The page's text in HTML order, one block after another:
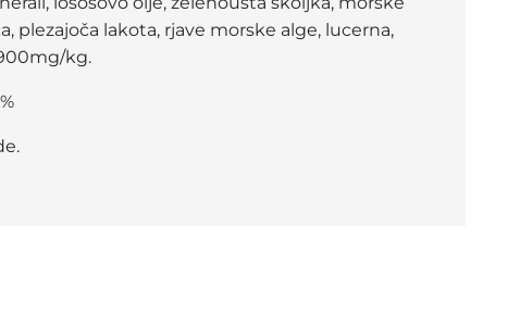
plezajoča lakota, rjave morske alge, lucerna,
kg.